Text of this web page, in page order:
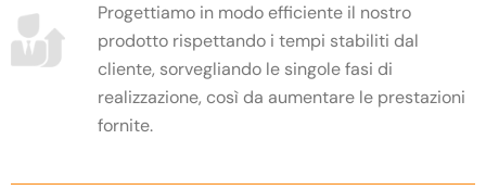
Progettiamo in modo efficiente il nostro
prodotto rispettando i tempi stabiliti dal
cliente, sorvegliando le singole fasi di
realizzazione, così da aumentare le prestazioni
fornite.